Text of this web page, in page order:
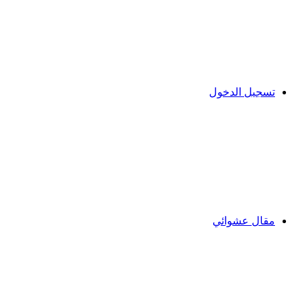
تسجيل الدخول
مقال عشوائي